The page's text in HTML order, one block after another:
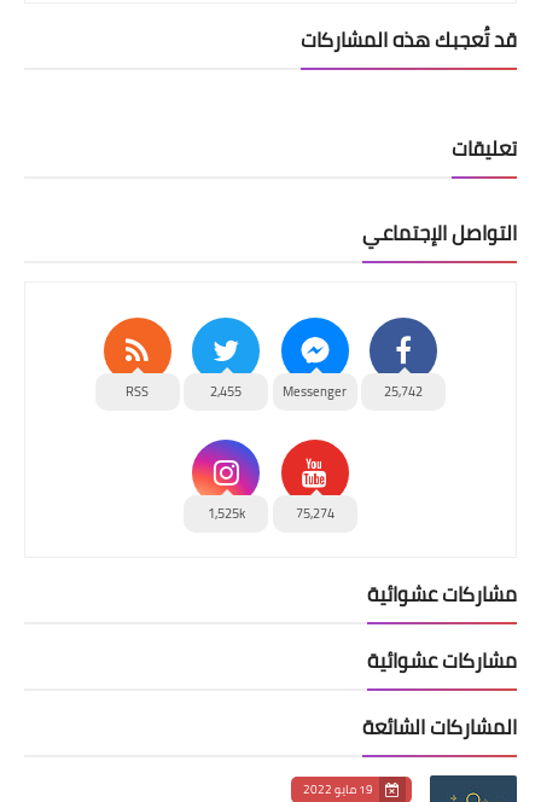
قد تُعجبك هذه المشاركات
تعليقات
التواصل الإجتماعي
25,742
Messenger
2,455
RSS
75,274
1,525k
مشاركات عشوائية
مشاركات عشوائية
المشاركات الشائعة
19 مايو 2022